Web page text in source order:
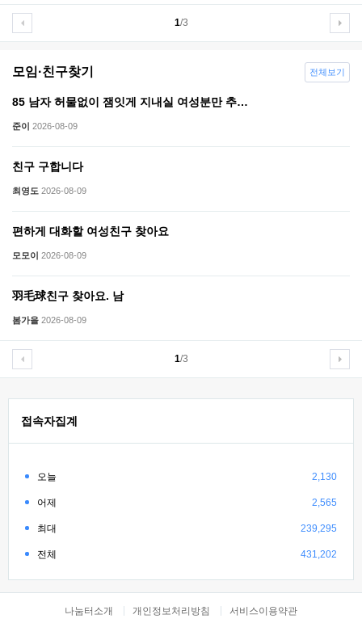
1/3
모임·친구찾기
85 남자 허물없이 잼잇게 지내실 여성분만 추…
준이 2026-08-09
친구 구합니다
최영도 2026-08-09
편하게 대화할 여성친구 찾아요
모모이 2026-08-09
羽毛球친구 찾아요. 남
봄가을 2026-08-09
1/3
전체보기
접속자집계
오늘 2,130
어제 2,565
최대 239,295
전체 431,202
나눔터소개 개인정보처리방침 서비스이용약관